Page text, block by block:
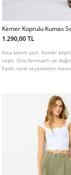
Kemer Koprulu Kumas
1.290,00 TL
Kısa kesim şort. Kemer
cepli. Önü fermuarlı ve
Farklı renk seçenekleri